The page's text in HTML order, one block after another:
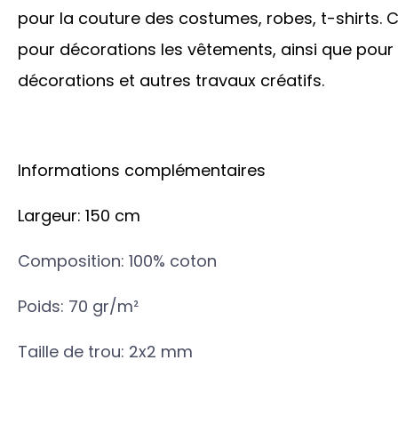
pour la couture des costumes, robes, t-shirts.
pour décorations les vêtements, ainsi que
décorations et autres travaux créatifs.
Informations complémentaires
Largeur: 150 cm
Composition: 100% coton
Poids: 70 gr/m²
Taille de trou: 2x2 mm